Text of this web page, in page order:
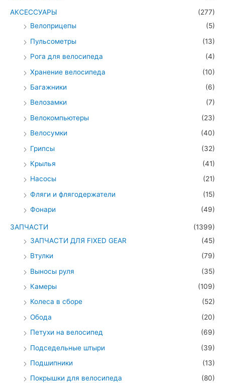
АКСЕССУАРЫ
(277)
Велоприцепы
(5)
Пульсометры
(13)
Рога для велосипеда
(4)
Хранение велосипеда
(10)
Багажники
(6)
Велозамки
(7)
Велокомпьютеры
(23)
Велосумки
(40)
Грипсы
(32)
Крылья
(41)
Насосы
(21)
Фляги и флягодержатели
(15)
Фонари
(49)
ЗАПЧАСТИ
(1399)
ЗАПЧАСТИ ДЛЯ FIXED GEAR
(45)
Втулки
(79)
Выносы руля
(35)
Камеры
(109)
Колеса в сборе
(52)
Обода
(20)
Петухи на велосипед
(69)
Подседельные штыри
(39)
Подшипники
(13)
Покрышки для велосипеда
(80)